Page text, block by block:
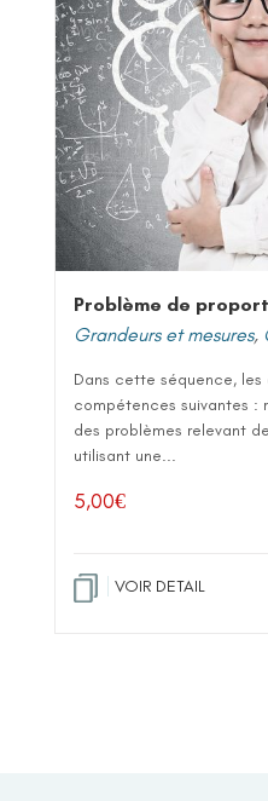
Problème de
Grandeurs et mesures,
Dans cette séquence,
compétences suivantes :
des problèmes relevant
utilisant une...
5,00€
VOIR DETAIL